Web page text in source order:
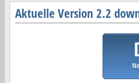
Aktuelle Version 2.2